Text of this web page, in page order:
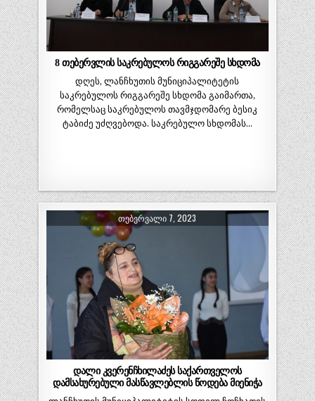
8 თებერვლის საკრებულოს რიგგარეშე სხდომა
დღეს, ლანჩხუთის მუნიციპალიტეტის
საკრებულოს რიგგარეშე სხდომა გაიმართა,
რომელსაც საკრებულოს თავმჯდომარე ბესიკ
ტაბიძე უძღვებოდა. საკრებულო სხდომას…
ᲗᲔᲑᲔᲠᲕᲐᲚᲘ 7, 2023
დალი კვერენჩხილაძეს საქართველოს
დამსახურებული მასწავლებლის წოდება მიენიჭა